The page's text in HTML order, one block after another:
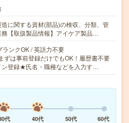
に関する資材(部品)の検収、分類、管
【取扱製品情報】アイケア製品…
ランクOK / 英語力不要
は事前登録だけでもOK！履歴書不要
ン登録★氏名・職種などを入力す…
代 40代 50代 60代